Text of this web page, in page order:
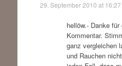
29. September 2010 at 16:27
hellöw.- Danke für
Kommentar.
ganz vergleichen
und Rauchen